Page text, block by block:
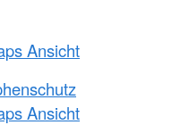
Ansicht
Ansicht